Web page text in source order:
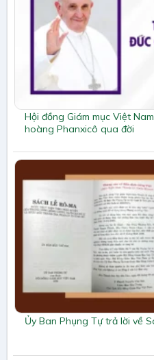
Hội đồng Giám mục Việt
hoàng Phanxicô qua đời
Ủy Ban Phụng Tự trả lời về